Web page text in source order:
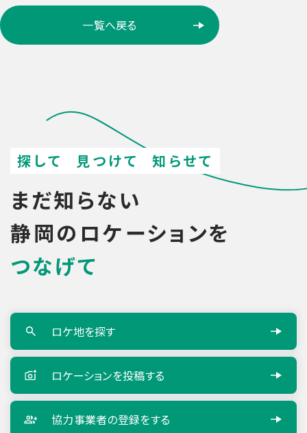
ケ
一覧へ戻る
探して 見つけて 知らせて
まだ知らない
静岡のロケーションを
つなげて
ロケ地を探す
ロケーションを投稿する
協力事業者の登録をする